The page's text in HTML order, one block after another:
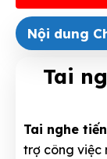
Nội dung
Tai
Tai nghe
trợ công việc